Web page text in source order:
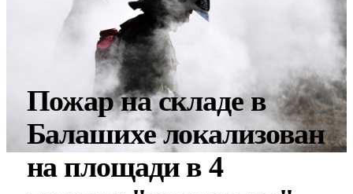
Пожар на складе в
Балашихе локализован
на площади в 4